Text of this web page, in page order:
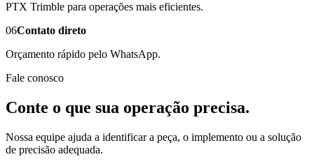
PTX Trimble para operações mais eficientes.
06Contato direto
Orçamento rápido pelo WhatsApp.
Fale conosco
Conte o que sua operação precisa.
Nossa equipe ajuda a identificar a peça, o implemento ou a solução
de precisão adequada.